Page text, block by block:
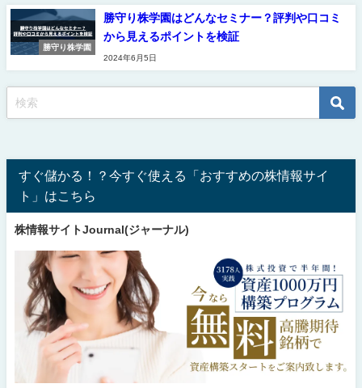
勝守り株学園
勝守り株学園はどんなセミナー？評判や口コミ
から見えるポイントを検証
2024年6月5日
すぐ儲かる！？今すぐ使える「おすすめの株情報サイ
ト」はこちら
株情報サイトJournal(ジャーナル)